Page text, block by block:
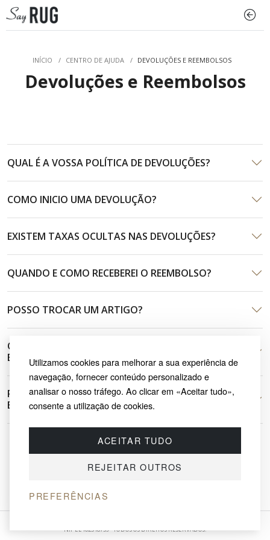
Utilizamos cookies para melhorar a sua experiência de
navegação, fornecer conteúdo personalizado e
analisar o nosso tráfego. Ao clicar em «Aceitar tudo»,
consente a utilização de cookies.
ACEITAR TUDO
REJEITAR OUTROS
PREFERÊNCIAS
INÍCIO / CENTRO DE AJUDA / DEVOLUÇÕES E REEMBOLSOS
Devoluções e Reembolsos
QUAL É A VOSSA POLÍTICA DE DEVOLUÇÕES?
COMO INICIO UMA DEVOLUÇÃO?
EXISTEM TAXAS OCULTAS NAS DEVOLUÇÕES?
QUANDO E COMO RECEBEREI O REEMBOLSO?
POSSO TROCAR UM ARTIGO?
O QUE FAZER SE O ARTIGO CHEGAR DANIFICADO OU
ERRADO?
POSSO CANCELAR A MINHA ENCOMENDA ANTES DO
ENVIO?
— teremos todo o gosto em ajudar.
NIF EE102518759 · TODOS OS DIREITOS RESERVADOS.